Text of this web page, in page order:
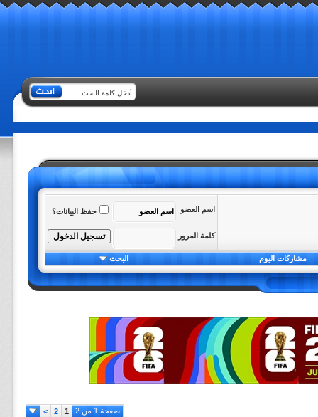
اسم العضو حفظ البيانات؟
كلمة المرور
مشاركات اليوم البحث
صفحة 1 من 2 1
2
>